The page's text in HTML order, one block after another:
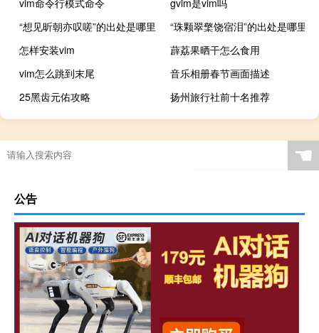
“想见昕朝亦叹嗟”的出处是哪里
“珠颗翠檠饶宿泪”的出处是哪里
怎样安装vim
薜荔果晒干怎么食用
vim怎么跳到末尾
音乐相册春节画面描述
25黑齿元佑攻略
扬州旅行社前十名推荐
☚
公告